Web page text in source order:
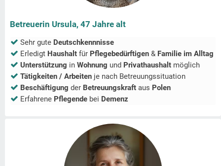
Betreuerin Ursula, 47 Jahre alt
Sehr gute Deutschkennnisse
Erledigt Haushalt für Pflegebedürftigen & Familie im Alltag
Unterstützung in Wohnung und Privathaushalt möglich
Tätigkeiten / Arbeiten je nach Betreuungssituation
Beschäftigung der Betreuungskraft aus Polen
Erfahrene Pflegende bei Demenz